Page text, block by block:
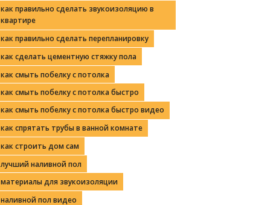
как правильно сделать звукоизоляцию в
квартире
как правильно сделать перепланировку
как сделать цементную стяжку пола
как смыть побелку с потолка
как смыть побелку с потолка быстро
как смыть побелку с потолка быстро видео
как спрятать трубы в ванной комнате
как строить дом сам
лучший наливной пол
материалы для звукоизоляции
наливной пол видео